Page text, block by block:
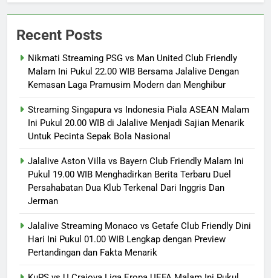
Recent Posts
Nikmati Streaming PSG vs Man United Club Friendly
Malam Ini Pukul 22.00 WIB Bersama Jalalive Dengan
Kemasan Laga Pramusim Modern dan Menghibur
Streaming Singapura vs Indonesia Piala ASEAN Malam
Ini Pukul 20.00 WIB di Jalalive Menjadi Sajian Menarik
Untuk Pecinta Sepak Bola Nasional
Jalalive Aston Villa vs Bayern Club Friendly Malam Ini
Pukul 19.00 WIB Menghadirkan Berita Terbaru Duel
Persahabatan Dua Klub Terkenal Dari Inggris Dan
Jerman
Jalalive Streaming Monaco vs Getafe Club Friendly Dini
Hari Ini Pukul 01.00 WIB Lengkap dengan Preview
Pertandingan dan Fakta Menarik